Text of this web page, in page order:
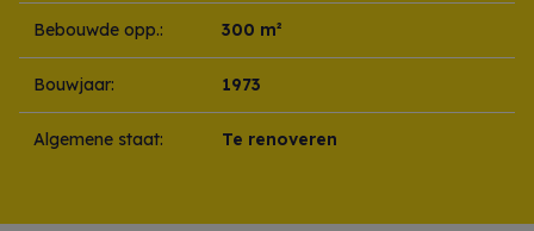
Bebouwde opp.: 300 m²
Bouwjaar: 1973
Algemene staat: Te renoveren